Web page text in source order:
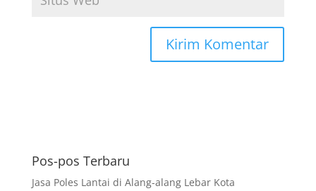
Pos-pos Terbaru
Jasa Poles Lantai di Alang-alang Lebar Kota